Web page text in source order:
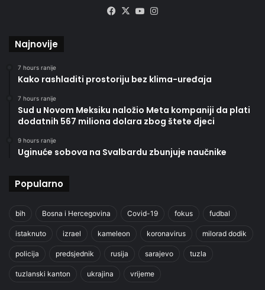
Facebook
X YouTube
Najnovije
7 hours ranije
Kako rashladiti prostoriju bez klima-uređaja
7 hours ranije
Sud u Novom Meksiku naložio Meta kompaniji da plati
dodatnih 567 miliona dolara zbog štete djeci
9 hours ranije
Uginuće sobova na Svalbardu zbunjuje naučnike
Popularno
bih Bosna i Hercegovina Covid-19 fokus fudbal
istaknuto izrael kameleon koronavirus milorad dodik
policija predsjednik rusija sarajevo tuzla
tuzlanski kanton ukrajina vrijeme